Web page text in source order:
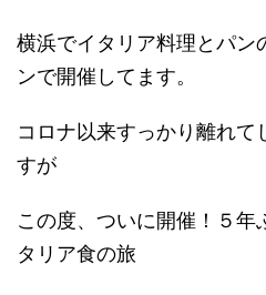
横浜でイタリア料理とパン
ンで開催してます。
コロナ以来すっかり離れ
すが
この度、ついに開催！５年
タリア食の旅